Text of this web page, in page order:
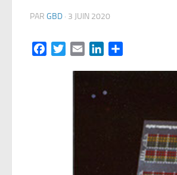
PAR GBD · 3 JUIN 2020
FacebookTwitterEmail LinkedIn